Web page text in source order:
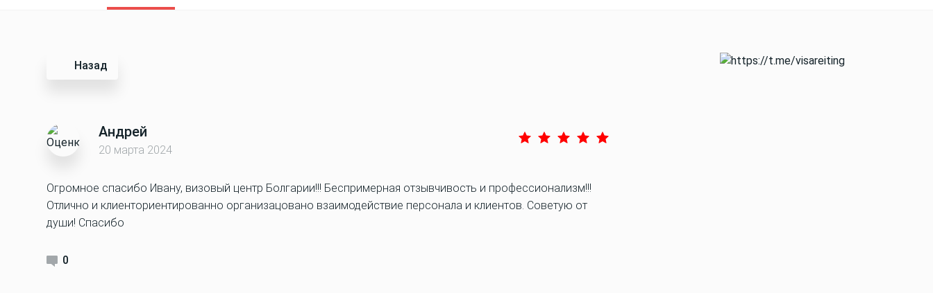
Назад
Андрей
20 марта 2024
Огромное спасибо Ивану, визовый центр Болгарии!!! Беспримерная отзывчивость и профессионализм!!!
Отлично и клиенториентированно организацовано взаимодействие персонала и клиентов. Советую от
души! Спасибо
0